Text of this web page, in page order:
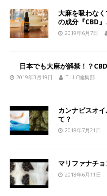
大麻を吸わな
の成分『CBD』
2019年6月7日
日本でも大麻が解禁！？
2019年3月19日 T.H.C編集部
カンナビスオ
て？
2018年7月21日
マリファナチ
2018年6月11日